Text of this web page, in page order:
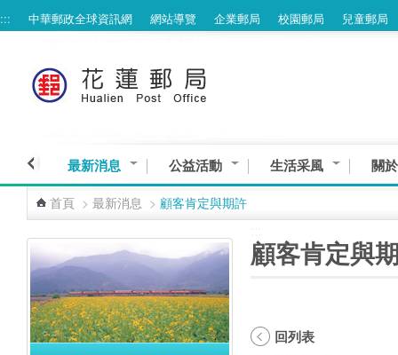
跳到主要內容區塊
::: 中華郵政全球資訊網 網站導覽 企業郵局 校園郵局 兒童郵局
最新消息 公益活動 生活采風 關
首頁 > 最新消息 > 顧客肯定與期許
顧客肯定與
回列表